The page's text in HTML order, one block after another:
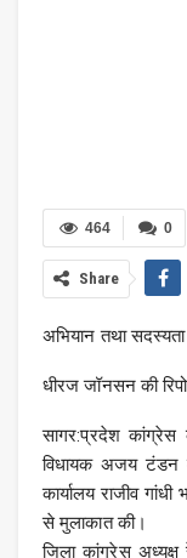
0
464
Share
अभियान तथा सदस्यता
धीरज जॉनसन की
सागर:प्रदेश
विधायक अजय टंडन
कार्यालय राजीव
से मुलाकात की।
जिला कांग्रेस